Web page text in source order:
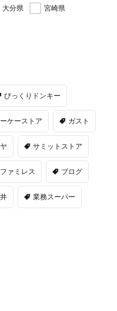
大分県
宮崎県
びっくりドンキー
ケーストア ガスト
サミットストア
ファミレス ブログ
業務スーパー